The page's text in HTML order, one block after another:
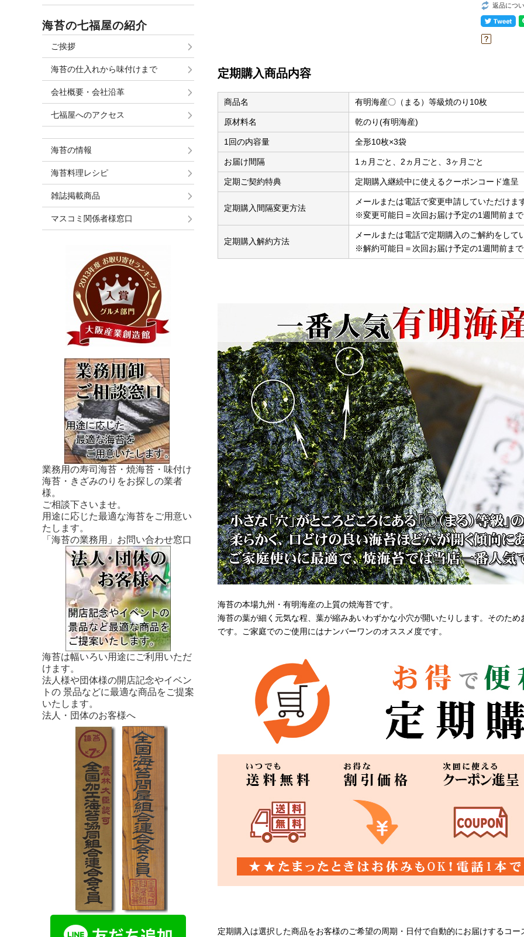
返品につ
定期購入商品内容
商品名 有明海産〇（まる）等級焼のり10枚
原材料名 乾のり(有明海産)
1回の内容量 全形10枚×3袋
お届け間隔 1ヵ月ごと、2ヵ月ごと、3ヶ月ごと
定期ご契約特典 定期購入継続中に使えるクーポンコード進呈
定期購入間隔変更方法
メールまたは電話で変更申請していただけま
※変更可能日＝次回お届け予定の1週間前まで
定期購入解約方法
メールまたは電話で定期購入のご解約をして
※解約可能日＝次回お届け予定の1週間前まで
海苔の本場九州・有明海産の上質の焼海苔です。
海苔の葉が細く元気な程、葉が縮みあいわずかな小穴が開いたりします。そのた
です。ご家庭でのご使用にはナンバーワンのオススメ度です。
定期購入は選択した商品をお客様のご希望の周期・日付で自動的にお届けするコー
海苔の七福屋の紹介
ご挨拶
海苔の仕入れから味付けまで
会社概要・会社沿革
七福屋へのアクセス
海苔の情報
海苔料理レシピ
雑誌掲載商品
マスコミ関係者様窓口
業務用の寿司海苔・焼海苔・味付け
海苔・きざみのりをお探しの業者
様。
ご相談下さいませ。
用途に応じた最適な海苔をご用意い
たします。
「海苔の業務用」お問い合わせ窓口
海苔は幅いろい用途にご利用いただ
けます。
法人様や団体様の開店記念やイベン
トの 景品などに最適な商品をご提案
いたします。
法人・団体のお客様へ